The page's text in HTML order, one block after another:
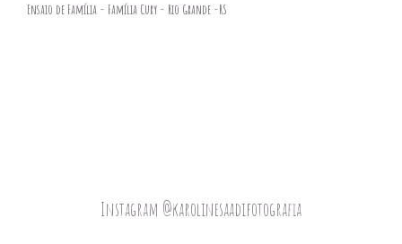
Ensaio de Família - Família Cury - Rio Grande -RS
Instagram @karolinesaadifotografia